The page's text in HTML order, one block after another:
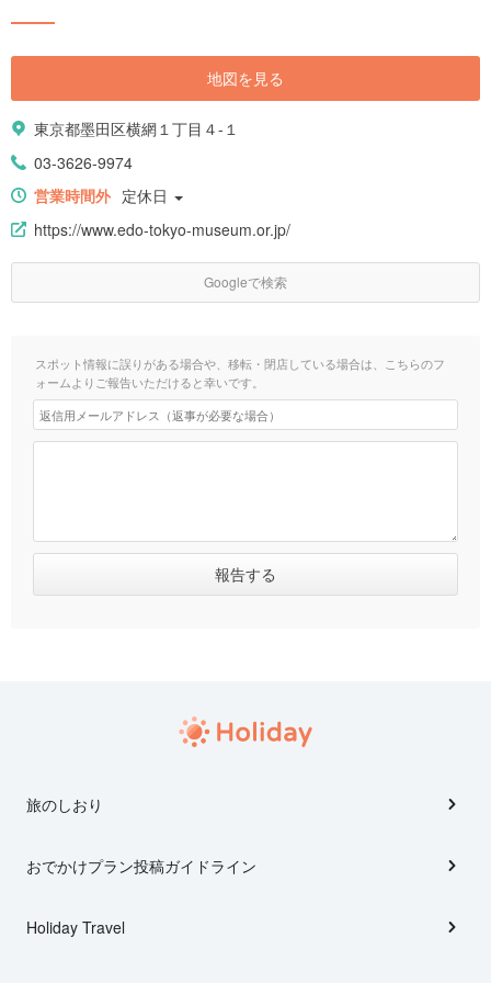
地図を見る
東京都墨田区横網１丁目４-１
03-3626-9974
営業時間外 定休日
https://www.edo-tokyo-museum.or.jp/
Googleで検索
スポット情報に誤りがある場合や、移転・閉店している場合は、こちらのフ
ォームよりご報告いただけると幸いです。
旅のしおり
おでかけプラン投稿ガイドライン
Holiday Travel